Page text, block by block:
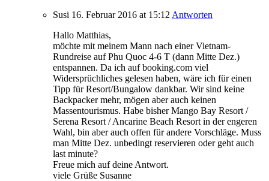
Susi 16. Februar 2016 at 15:12 Antworten
Hallo Matthias,
möchte mit meinem Mann nach einer Vietnam-
Rundreise auf Phu Quoc 4-6 T (dann Mitte Dez.)
entspannen. Da ich auf booking.com viel
Widersprüchliches gelesen haben, wäre ich für einen
Tipp für Resort/Bungalow dankbar. Wir sind keine
Backpacker mehr, mögen aber auch keinen
Massentourismus. Habe bisher Mango Bay Resort /
Serena Resort / Ancarine Beach Resort in der engeren
Wahl, bin aber auch offen für andere Vorschläge. Muss
man Mitte Dez. unbedingt reservieren oder geht auch
last minute?
Freue mich auf deine Antwort.
viele Grüße Susanne